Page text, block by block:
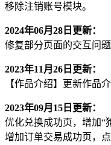
移除注销账号模块。
2024年06月28日更新：
修复部分页面的交互问题
2023年11月26日更新：
【作品介绍】更新作品
2023年09月15日更新：
优化兑换成功页，增加“
增加订单交易成功页，